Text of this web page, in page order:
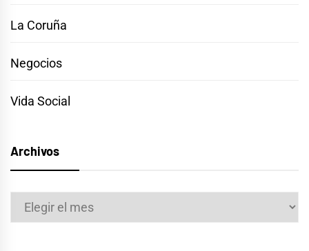
La Coruña
Negocios
Vida Social
Archivos
Archivos